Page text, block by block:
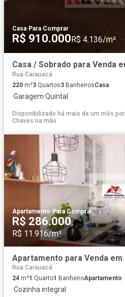
Casa· Para Comprar
R$ 910.000R$ 4.136/m²
Rua Carauacá
220 m²3 Quartos3 BanheirosCasa
·Garagem·Quintal
Disponibilizado há mais de um mês por
Chaves na mão
Apartamento·Para Comprar
R$ 286.000
R$ 11.916/m²
Rua Carauacá
24 m²1 Quarto1 BanheiroApartamento
·Cozinha integral